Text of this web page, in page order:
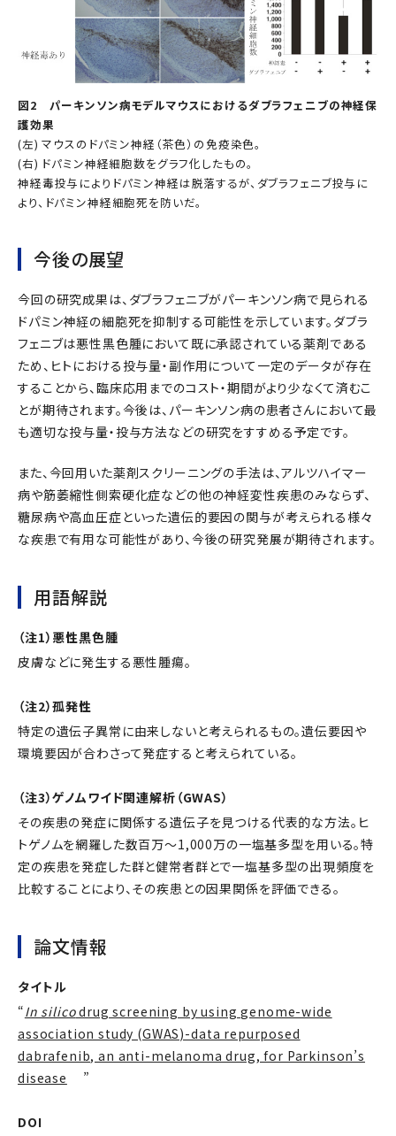
図2 パーキンソン病モデルマウスにおけるダブラフェニブの神経保
護効果
(左) マウスのドパミン神経（茶色）の免疫染色。
(右) ドパミン神経細胞数をグラフ化したもの。
神経毒投与によりドパミン神経は脱落するが、ダブラフェニブ投与に
より、ドパミン神経細胞死を防いだ。
今後の展望
今回の研究成果は、ダブラフェニブがパーキンソン病で見られる
ドパミン神経の細胞死を抑制する可能性を示しています。ダブラ
フェニブは悪性黒色腫において既に承認されている薬剤である
ため、ヒトにおける投与量・副作用について一定のデータが存在
することから、臨床応用までのコスト・期間がより少なくて済むこ
とが期待されます。今後は、パーキンソン病の患者さんにおいて最
も適切な投与量・投与方法などの研究をすすめる予定です。
また、今回用いた薬剤スクリーニングの手法は、アルツハイマー
病や筋萎縮性側索硬化症などの他の神経変性疾患のみならず、
糖尿病や高血圧症といった遺伝的要因の関与が考えられる様々
な疾患で有用な可能性があり、今後の研究発展が期待されます。
用語解説
（注1）悪性黒色腫
皮膚などに発生する悪性腫瘍。
（注2）孤発性
特定の遺伝子異常に由来しないと考えられるもの。遺伝要因や
環境要因が合わさって発症すると考えられている。
（注3）ゲノムワイド関連解析（GWAS）
その疾患の発症に関係する遺伝子を見つける代表的な方法。ヒ
トゲノムを網羅した数百万～1,000万の一塩基多型を用いる。特
定の疾患を発症した群と健常者群とで一塩基多型の出現頻度を
比較することにより、その疾患との因果関係を評価できる。
論文情報
タイトル
“In silicodrug screening by using genome-wide
association study (GWAS)-data repurposed
dabrafenib, an anti-melanoma drug, for Parkinson’s
disease
”
DOI